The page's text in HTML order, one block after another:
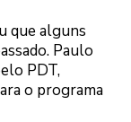
que alguns
Paulo
PDT,
o programa